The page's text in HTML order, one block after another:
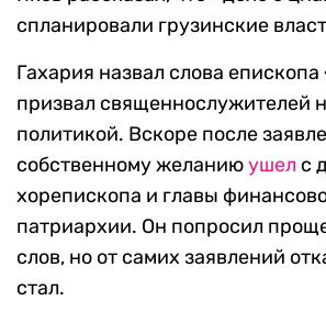
спланировали грузинские
Гахария назвал слова
призвал священнослужителей
политикой. Вскоре после
собственному желаниюушел с
хорепископа и главы
патриархии. Он попросил
слов, но от самих заявлений
стал.